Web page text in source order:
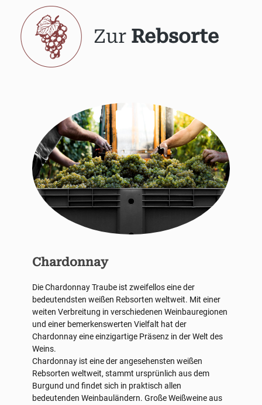
Zur Rebsorte
Chardonnay
Die Chardonnay Traube ist zweifellos eine der
bedeutendsten weißen Rebsorten weltweit. Mit einer
weiten Verbreitung in verschiedenen Weinbauregionen
und einer bemerkenswerten Vielfalt hat der
Chardonnay eine einzigartige Präsenz in der Welt des
Weins.
Chardonnay ist eine der angesehensten weißen
Rebsorten weltweit, stammt ursprünlich aus dem
Burgund und findet sich in praktisch allen
bedeutenden Weinbauländern. Große Weißweine aus